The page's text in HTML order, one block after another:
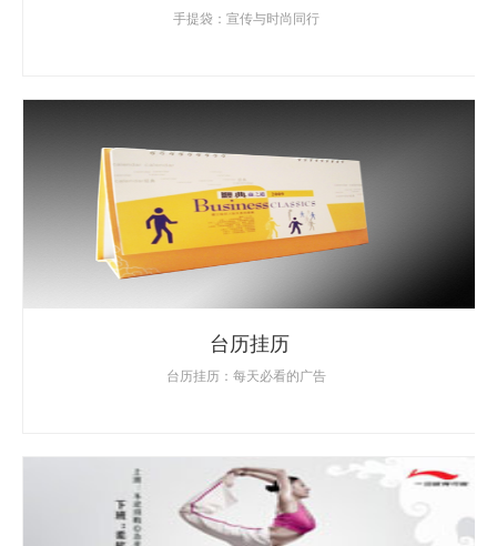
手提袋：宣传与时尚同行
台历挂历
台历挂历：每天必看的广告